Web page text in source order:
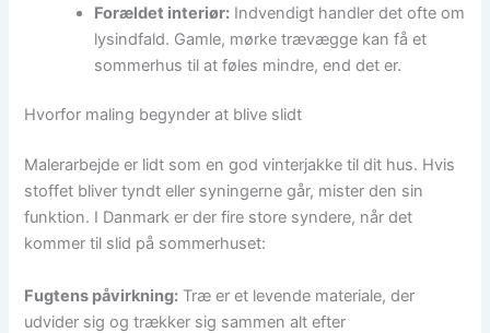
Forældet interiør: Indvendigt handler det ofte om
lysindfald. Gamle, mørke trævægge kan få et
sommerhus til at føles mindre, end det er.
Hvorfor maling begynder at blive slidt
Malerarbejde er lidt som en god vinterjakke til dit hus. Hvis
stoffet bliver tyndt eller syningerne går, mister den sin
funktion. I Danmark er der fire store syndere, når det
kommer til slid på sommerhuset:
Fugtens påvirkning: Træ er et levende materiale, der
udvider sig og trækker sig sammen alt efter